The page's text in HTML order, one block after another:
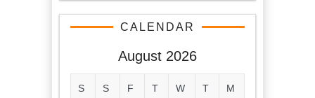
CALENDAR
August 2026
M
T
W
T
F
S
S